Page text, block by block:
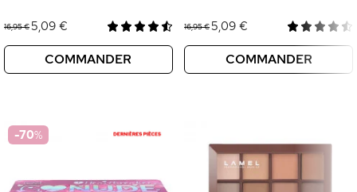
16,95 €5,09 €
COMMANDER
16,95 €5,09 €
COMMANDER
-70%